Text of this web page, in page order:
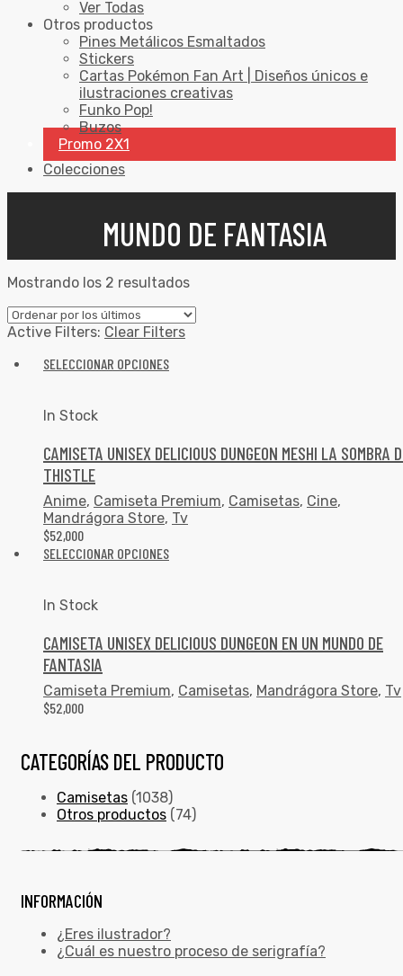
Ver Todas
Otros productos
Pines Metálicos Esmaltados
Stickers
Cartas Pokémon Fan Art | Diseños únicos e
ilustraciones creativas
Funko Pop!
Buzos
Promo 2X1
Colecciones
MUNDO DE FANTASIA
Mostrando los 2 resultados
Active Filters: Clear Filters
SELECCIONAR OPCIONES
In Stock
CAMISETA UNISEX DELICIOUS DUNGEON MESHI LA SOMBRA
THISTLE
Anime, Camiseta Premium, Camisetas, Cine,
Mandrágora Store, Tv
$52,000
SELECCIONAR OPCIONES
In Stock
CAMISETA UNISEX DELICIOUS DUNGEON EN UN MUNDO DE
FANTASIA
Camiseta Premium, Camisetas, Mandrágora Store, Tv
$52,000
CATEGORÍAS DEL PRODUCTO
Camisetas (1038)
Otros productos (74)
INFORMACIÓN
¿Eres ilustrador?
¿Cuál es nuestro proceso de serigrafía?